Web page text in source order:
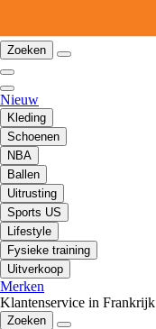
Zoeken
Nieuw
Kleding
Schoenen
NBA
Ballen
Uitrusting
Sports US
Lifestyle
Fysieke training
Uitverkoop
Merken
Klantenservice in Frankrijk
Zoeken